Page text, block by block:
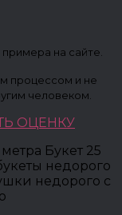
на сайте.
процессом и не
человеком.
ОЦЕНКУ
Букет 25
недорого
недорого с